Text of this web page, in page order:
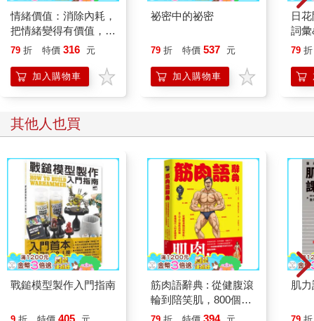
「你不支持我的夢想，我只好靠自己了，這難道有錯嗎？
我……」王湛辯駁。
「這次我是認真的。我只給你三個月的時間，三個月之後你就得
正式接班。」王英修打斷王湛的話。
「什麼！我不要接班啦！」王湛擺出苦瓜臉。「我說過很多次
了，你也知道我很怕那些東西……」
「但你才是爸的親生兒子！爸臨走前交代我，讓我暫管鴻澤禮儀
畢不了業！」
誰叫你逼我填這個科系？」王湛嘟嚷道。「好啦，哥，你就放過
我吧！如果沒有別的事，我要先走了！」
王湛轉身準備離開，卻被唐篤知擋住去路。
王湛不滿地瞪了唐篤知一眼。「嘖，你這個人真的很煩！你到底
是誰啊？」
「我叫唐篤知。」
「他是鴻澤禮儀公司最優秀的禮儀師。」王英修表示。
王湛上下打量唐篤知，露出懷疑的表情。
「接下來的三個月，篤知會負責訓練你。希望你不要讓爸失望，
也不要讓我失望。」王英修說。「受訓期間，你們兩人就住在這
裡。」
情緒價值：消除內耗，
把情緒變得有價值，跟
誰都能自在相處
79 折 特價 316 元
加入購物車
祕密中的祕密
79 折 特價 537 元
加入購物車
日
詞
79 折
其他人也買
戰鎚模型製作入門指南
筋肉語辭典 : 從健腹滾
輪到陪笑肌，800個肌
⾁詞條看懂現代⼈的⾝
肌